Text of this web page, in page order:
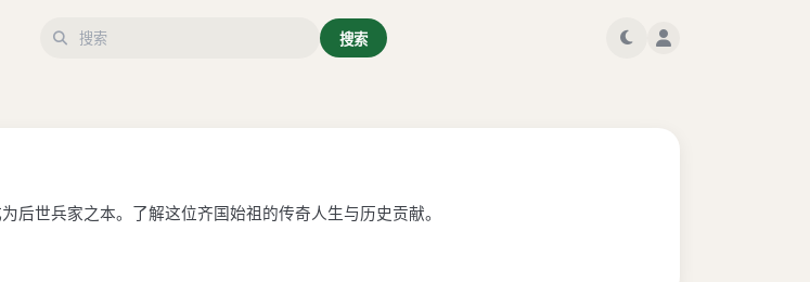
搜索
世兵家之本。了解这位齐国始祖的传奇人生与历史贡献。